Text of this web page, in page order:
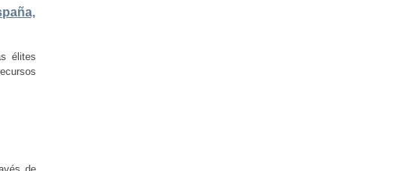
élites